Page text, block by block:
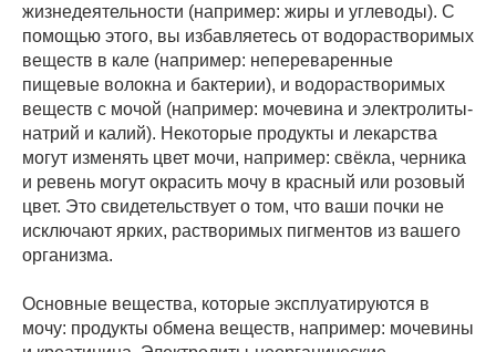
жизнедеятельности (например: жиры и углеводы). С
помощью этого, вы избавляетесь от водорастворимых
веществ в кале (например: непереваренные
пищевые волокна и бактерии), и водорастворимых
веществ с мочой (например: мочевина и электролиты-
натрий и калий). Некоторые продукты и лекарства
могут изменять цвет мочи, например: свёкла, черника
и ревень могут окрасить мочу в красный или розовый
цвет. Это свидетельствует о том, что ваши почки не
исключают ярких, растворимых пигментов из вашего
организма.
Основные вещества, которые эксплуатируются в
мочу: продукты обмена веществ, например: мочевины